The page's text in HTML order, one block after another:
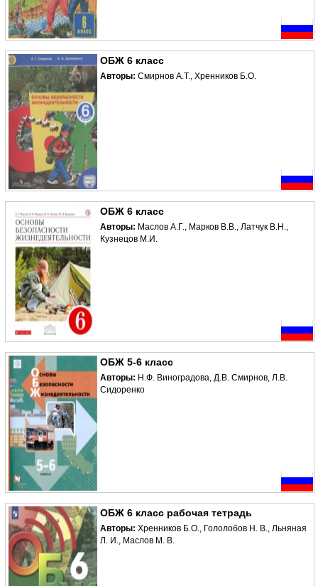
ОБЖ 6 класс
Авторы: Смирнов А.Т., Хренников Б.О.
ОБЖ 6 класс
Авторы: Маслов А.Г., Марков В.В., Латчук В.Н.,
Кузнецов М.И.
ОБЖ 5-6 класс
Авторы: Н.Ф. Виноградова, Д.В. Смирнов, Л.В.
Сидоренко
ОБЖ 6 класс рабочая тетрадь
Авторы: Хренников Б.О., Гололобов Н. В., Льняная
Л. И., Маслов М. В.